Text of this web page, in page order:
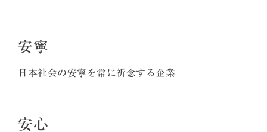
安寧
日本社会の安寧を常に祈念する企業
安心